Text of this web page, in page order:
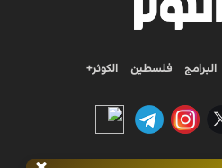
البرامج فلسطين الكوثر+